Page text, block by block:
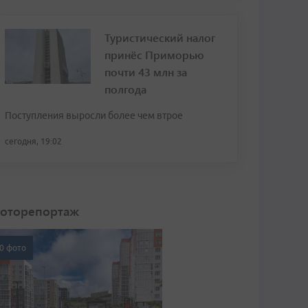
Туристический налог
принёс Приморью
почти 43 млн за
полгода
Поступления выросли более чем втрое
сегодня, 19:02
фото